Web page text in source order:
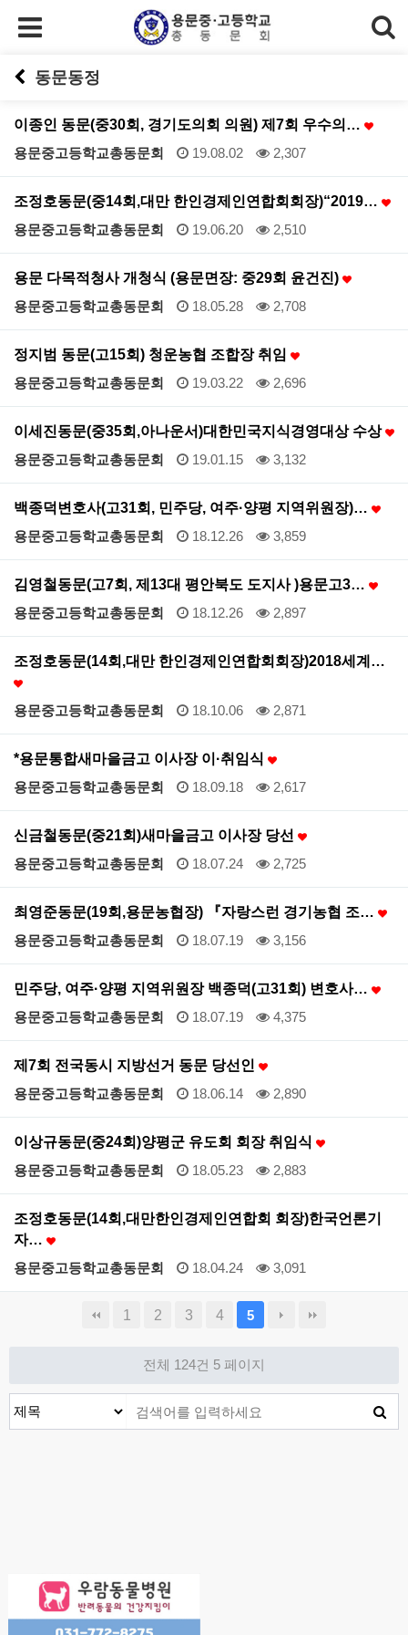
동문동정
이종인 동문(중30회, 경기도의회 의원) 제7회 우수의…
용문중고등학교총동문회 19.08.02 2,307
조정호동문(중14회,대만 한인경제인연합회회장)“2019…
용문중고등학교총동문회 19.06.20 2,510
용문 다목적청사 개청식 (용문면장: 중29회 윤건진)
용문중고등학교총동문회 18.05.28 2,708
정지범 동문(고15회) 청운농협 조합장 취임
용문중고등학교총동문회 19.03.22 2,696
이세진동문(중35회,아나운서)대한민국지식경영대상 수상
용문중고등학교총동문회 19.01.15 3,132
백종덕변호사(고31회, 민주당, 여주·양평 지역위원장)…
용문중고등학교총동문회 18.12.26 3,859
김영철동문(고7회, 제13대 평안북도 도지사 )용문고3…
용문중고등학교총동문회 18.12.26 2,897
조정호동문(14회,대만 한인경제인연합회회장)2018세계…
용문중고등학교총동문회 18.10.06 2,871
*용문통합새마을금고 이사장 이·취임식
용문중고등학교총동문회 18.09.18 2,617
신금철동문(중21회)새마을금고 이사장 당선
용문중고등학교총동문회 18.07.24 2,725
최영준동문(19회,용문농협장) 『자랑스런 경기농협 조…
용문중고등학교총동문회 18.07.19 3,156
민주당, 여주·양평 지역위원장 백종덕(고31회) 변호사…
용문중고등학교총동문회 18.07.19 4,375
제7회 전국동시 지방선거 동문 당선인
용문중고등학교총동문회 18.06.14 2,890
이상규동문(중24회)양평군 유도회 회장 취임식
용문중고등학교총동문회 18.05.23 2,883
조정호동문(14회,대만한인경제인연합회 회장)한국언론기
자…
용문중고등학교총동문회 18.04.24 3,091
1 2 3 4 5
전체 124건 5 페이지